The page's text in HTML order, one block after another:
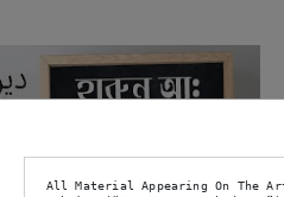
All Material Appearing On The